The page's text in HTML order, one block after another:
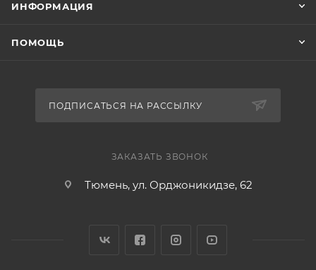
ИНФОРМАЦИЯ
ПОМОЩЬ
ПОДПИСАТЬСЯ НА РАССЫЛКУ
ЗАКАЗАТЬ ЗВОНОК
Тюмень, ул. Орджоникидзе, 62